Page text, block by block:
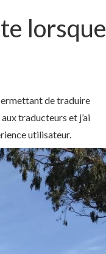
lorsque
de traduire
traducteurs et j’ai
utilisateur.